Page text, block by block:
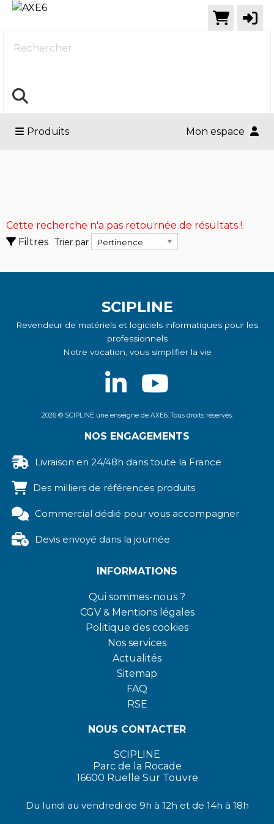
Rechercher
Produits Mon espace
Ampoules et matériel électrique
Backup & Stockage
Montrer seulement
Wacom
0
Cette recherche n'a pas retournée de résultats !.
Filtres Trier par
Trier par
SCIPLINE
Revendeur de matériels et logiciels informatiques pour les
professionnels
Notre vocation, vous simplifier la vie
2026 © SCIPLINE une enseigne de AXE6. Tous droits réservés.
NOS ENGAGEMENTS
Livraison en 24/48h dans toute la France
Des milliers de références produits
Commercial dédié pour vous accompagner
Devis envoyé dans la journée
INFORMATIONS
Qui sommes-nous ?
CGV& Mentions légales
Politique des cookies
Nos services
Actualités
Sitemap
FAQ
RSE
NOUS CONTACTER
SCIPLINE
Parc de la Rocade
16600 Ruelle Sur Touvre
Du lundi au vendredi de 9h à 12h et de 14h à 18h